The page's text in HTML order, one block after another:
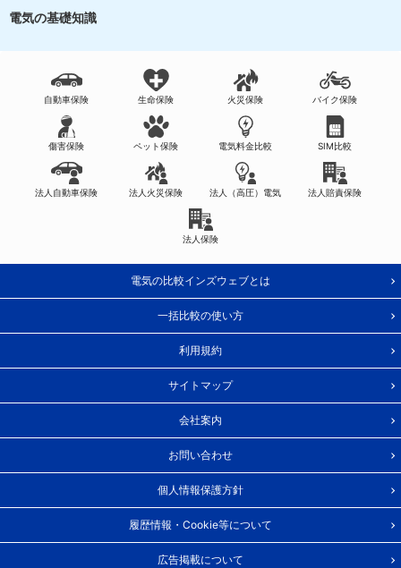
電気の基礎知識
自動車保険 生命保険 火災保険 バイク保険
傷害保険 ペット保険 電気料金比較 SIM比較
法人自動車保険 法人火災保険 法人（高圧）電気 法人賠責保険
法人保険
電気の比較インズウェブとは
一括比較の使い方
利用規約
サイトマップ
会社案内
お問い合わせ
個人情報保護方針
履歴情報・Cookie等について
広告掲載について